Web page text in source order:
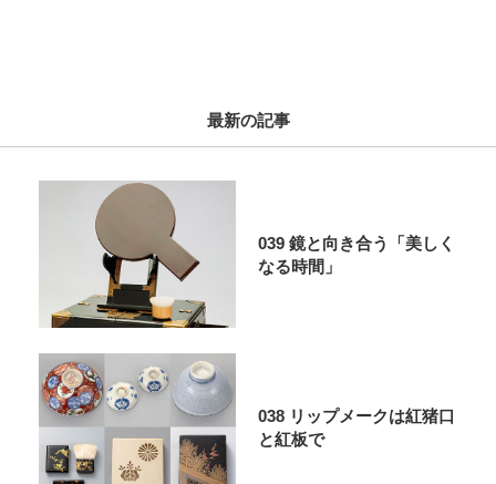
最新の記事
039 鏡と向き合う「美しく
なる時間」
038 リップメークは紅猪口
と紅板で